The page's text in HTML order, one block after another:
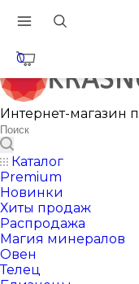
0
Интернет-магазин
Каталог
Premium
Новинки
Хиты продаж
Распродажа
Магия минералов
Овен
Телец